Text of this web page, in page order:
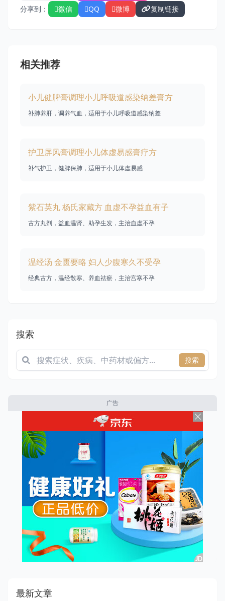
分享到： 微信 QQ 微博 复制链接
相关推荐
小儿健脾膏调理小儿呼吸道感染纳差膏方
补肺养肝，调养气血，适用于小儿呼吸道感染纳差
护卫屏风膏调理小儿体虚易感膏疗方
补气护卫，健脾保肺，适用于小儿体虚易感
紫石英丸 杨氏家藏方 血虚不孕益血有子
古方丸剂，益血温肾、助孕生发，主治血虚不孕
温经汤 金匮要略 妇人少腹寒久不受孕
经典古方，温经散寒、养血祛瘀，主治宫寒不孕
搜索
搜索
广告
最新文章